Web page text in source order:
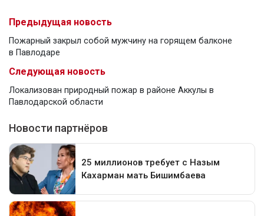
Предыдущая новость
Пожарный закрыл собой мужчину на горящем балконе
в Павлодаре
Следующая новость
Локализован природный пожар в районе Аккулы в
Павлодарской области